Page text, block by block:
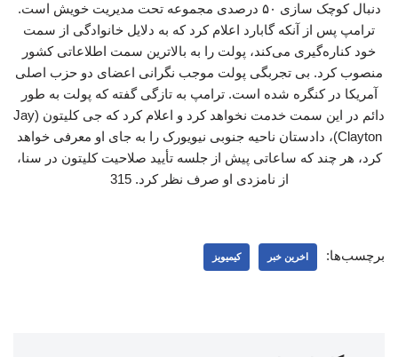
دنبال کوچک سازی ۵۰ درصدی مجموعه تحت مدیریت خویش است.
ترامپ پس از آنکه گابارد اعلام کرد که به دلایل خانوادگی از سمت
خود کناره‌گیری می‌کند، پولت را به بالاترین سمت اطلاعاتی کشور
منصوب کرد. بی تجربگی پولت موجب نگرانی‌ اعضای دو حزب اصلی
آمریکا در کنگره شده است. ترامپ به تازگی گفته که پولت به طور
دائم در این سمت خدمت نخواهد کرد و اعلام کرد که جی کلیتون (Jay
Clayton)، دادستان ناحیه جنوبی نیویورک را به جای او معرفی خواهد
کرد، هر چند که ساعاتی پیش از جلسه تأیید صلاحیت کلیتون در سنا،
از نامزدی او صرف نظر کرد. 315
برچسب‌ها: اخرین خبر کیمیویز